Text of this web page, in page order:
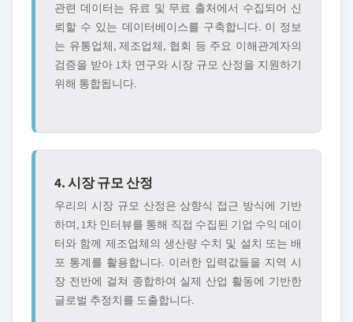
관련 데이터는 유료 및 무료 출처에서 수집되어 신
뢰할 수 있는 데이터베이스를 구축합니다. 이 정보
는 유통업체, 제조업체, 협회 등 주요 이해관계자의
검증을 받아 1차 연구와 시장 규모 산정을 지원하기
위해 통합됩니다.
4. 시장 규모 산정
우리의 시장 규모 산정은 상향식 접근 방식에 기반
하며, 1차 인터뷰를 통해 직접 수집된 기업 수익 데이
터와 함께 제조업체의 생산량 수치 및 설치 또는 배
포 통계를 활용합니다. 이러한 입력값들을 지역 시
장 전반에 걸쳐 종합하여 실제 산업 활동에 기반한
글로벌 추정치를 도출합니다.